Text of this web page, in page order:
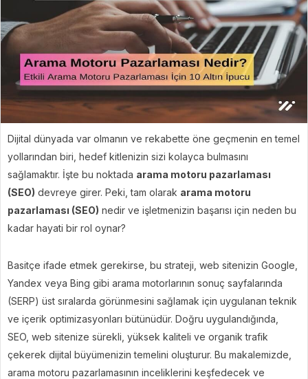
Dijital dünyada var olmanın ve rekabette öne geçmenin en temel
yollarından biri, hedef kitlenizin sizi kolayca bulmasını
sağlamaktır. İşte bu noktada arama motoru pazarlaması
(SEO) devreye girer. Peki, tam olarak arama motoru
pazarlaması (SEO) nedir ve işletmenizin başarısı için neden bu
kadar hayati bir rol oynar?
Basitçe ifade etmek gerekirse, bu strateji, web sitenizin Google,
Yandex veya Bing gibi arama motorlarının sonuç sayfalarında
(SERP) üst sıralarda görünmesini sağlamak için uygulanan teknik
ve içerik optimizasyonları bütünüdür. Doğru uygulandığında,
SEO, web sitenize sürekli, yüksek kaliteli ve organik trafik
çekerek dijital büyümenizin temelini oluşturur. Bu makalemizde,
arama motoru pazarlamasının inceliklerini keşfedecek ve